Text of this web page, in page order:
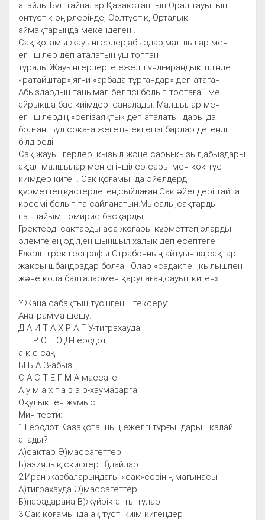
атайды.Бұл тайпалар Қазақстанның Орал тауының
оңтүстік өңірлерінде, Солтүстік, Орталық
аймақтарында мекендеген .
Сақ қоғамы жауынгерлер,абыздар,малшылар мен
егіншілер деп аталатын үш топтан
тұрады.Жауынгерлерге ежелгі үнді-ирандық тілінде
«ратайштар»,яғни «арбада тұрғандар» деп атаған.
Абыздардың танымал белгісі болып тостаған мен
айрықша бас киімдері саналады. Малшылар мен
егіншілердің «сегізаяқты» деп аталатындары да
болған. Бұл соқаға жегетін екі өгізі барлар дегенді
білдіреді.
Сақ жауынгерлері қызыл және сары-қызыл,абыздары
ақ,ал малшылар мен егіншілер сары мен көк түсті
киімдер киген. Сақ қоғамында әйелдерді
құрметтеп,қастерлеген,сыйлаған.Сақ әйелдері тайпа
көсемі болып та сайланатын.Мысалы,сақтарды
патшайым Томирис басқарды.
Гректерді сақтарды аса жоғары құрметтеп,оларды
әлемге ең әділ,ең шыншыл халық деп есептеген.
Ежелгі грек географы Страбонның айтуынша,сақтар
жақсы шбандоздар болған.Олар «садақпен,қылышпен
және қола балталармен қарулаған,сауыт киген».
Ү.Жаңа сабақтың түсінгенін тексеру:
Анаграмма шешу:
Д А И Т А Х Р А Г У-тиграхауда
Т Е Р О Г О Д-Геродот
а қ с-сақ
Ы Б А З-абыз
С А С Т Е Г М А-массагет
А у м а х г а в а р-хаумаварга
Оқулықпен жұмыс:
Мин-тести:
1.Геродот Қазақстанның ежелгі тұрғындарын қалай
атады?
А)сақтар Ә)массагеттер
Б)азиялық скифтер В)дайлар
2.Иран жазбаларындағы «сақ»сөзінің мағынасы
А)тиграхауда Ә)массагеттер
Б)парадарайа В)жүйрік атты тулар
3.Сақ қоғамында ақ түсті киім кигендер